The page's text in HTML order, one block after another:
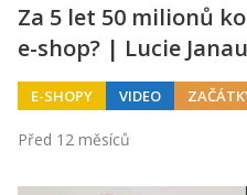
Za 5 let 50 milionů
e-shop? | Lucie
E-SHOPY VIDEO
Před 12 měsíců